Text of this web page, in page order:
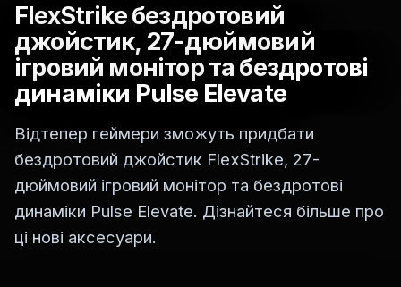
FlexStrike бездротовий
джойстик, 27-дюймовий
ігровий монітор та бездротові
динаміки Pulse Elevate
Відтепер геймери зможуть придбати
бездротовий джойстик FlexStrike, 27-
дюймовий ігровий монітор та бездротові
динаміки Pulse Elevate. Дізнайтеся більше про
ці нові аксесуари.